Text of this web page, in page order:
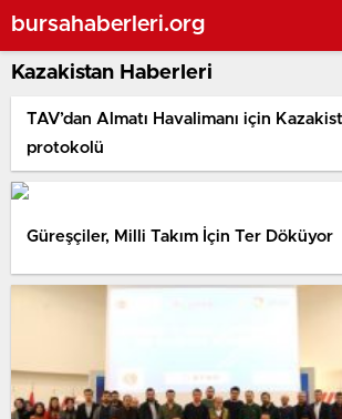
bursahaberleri.org
Kazakistan Haberleri
TAV’dan Almatı Havalimanı için
protokolü
Güreşçiler, Milli Takım İçin Ter Döküyor